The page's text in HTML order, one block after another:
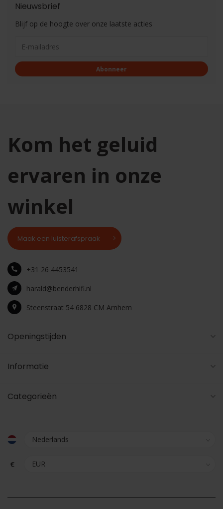
Nieuwsbrief
Blijf op de hoogte over onze laatste acties
Abonneer
Kom het geluid
ervaren in onze
winkel
Maak een luisterafspraak
+31 26 4453541
harald@benderhifi.nl
Steenstraat 54 6828 CM Arnhem
Openingstijden
Informatie
Categorieën
€